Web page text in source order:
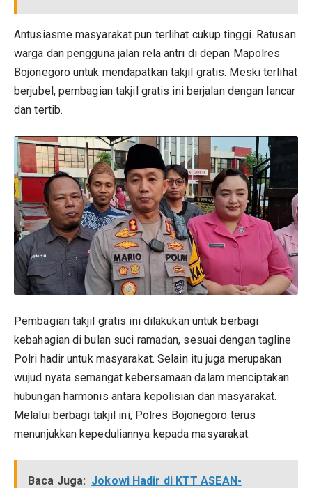
Antusiasme masyarakat pun terlihat cukup tinggi. Ratusan
warga dan pengguna jalan rela antri di depan Mapolres
Bojonegoro untuk mendapatkan takjil gratis. Meski terlihat
berjubel, pembagian takjil gratis ini berjalan dengan lancar
dan tertib.
Pembagian takjil gratis ini dilakukan untuk berbagi
kebahagian di bulan suci ramadan, sesuai dengan tagline
Polri hadir untuk masyarakat. Selain itu juga merupakan
wujud nyata semangat kebersamaan dalam menciptakan
hubungan harmonis antara kepolisian dan masyarakat.
Melalui berbagi takjil ini, Polres Bojonegoro terus
menunjukkan kepeduliannya kepada masyarakat.
Baca Juga: Jokowi Hadir di KTT ASEAN-